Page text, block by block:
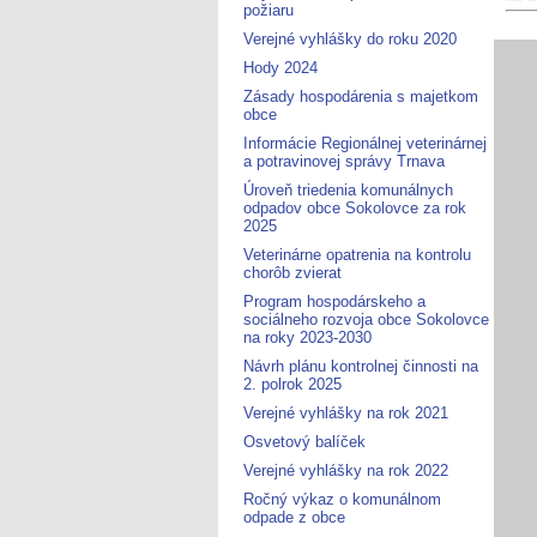
požiaru
Verejné vyhlášky do roku 2020
Hody 2024
Zásady hospodárenia s majetkom
obce
Informácie Regionálnej veterinárnej
a potravinovej správy Trnava
Úroveň triedenia komunálnych
odpadov obce Sokolovce za rok
2025
Veterinárne opatrenia na kontrolu
chorôb zvierat
Program hospodárskeho a
sociálneho rozvoja obce Sokolovce
na roky 2023-2030
Návrh plánu kontrolnej činnosti na
2. polrok 2025
Verejné vyhlášky na rok 2021
Osvetový balíček
Verejné vyhlášky na rok 2022
Ročný výkaz o komunálnom
odpade z obce